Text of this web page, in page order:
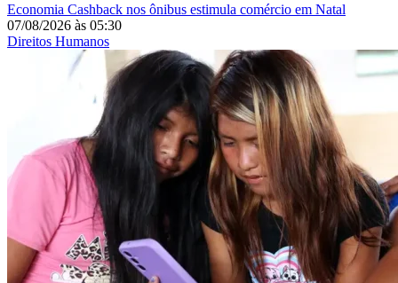
Economia Cashback nos ônibus estimula comércio em Natal
07/08/2026 às 05:30
Direitos Humanos